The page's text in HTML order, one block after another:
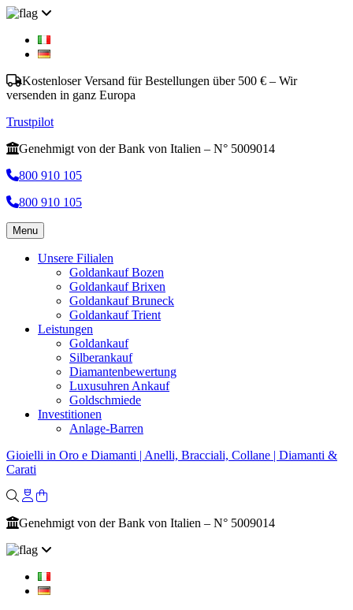
Kostenloser Versand für Bestellungen über 500 € – Wir
versenden in ganz Europa
Trustpilot
Genehmigt von der Bank von Italien – N° 5009014
800 910 105
800 910 105
Menu
Unsere Filialen
Goldankauf Bozen
Goldankauf Brixen
Goldankauf Bruneck
Goldankauf Trient
Leistungen
Goldankauf
Silberankauf
Diamantenbewertung
Luxusuhren Ankauf
Goldschmiede
Investitionen
Anlage-Barren
Gioielli in Oro e Diamanti | Anelli, Bracciali, Collane | Diamanti &
Carati
Genehmigt von der Bank von Italien – N° 5009014